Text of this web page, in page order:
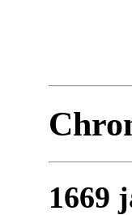
1669